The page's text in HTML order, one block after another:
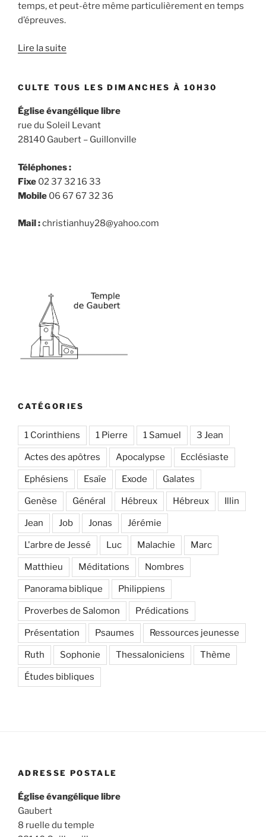
temps, et peut-être même particulièrement en temps
d’épreuves.
Lire la suite
CULTE TOUS LES DIMANCHES À 10H30
Église évangélique libre
rue du Soleil Levant
28140 Gaubert – Guillonville
Téléphones :
Fixe 02 37 32 16 33
Mobile 06 67 67 32 36
Mail :christianhuy28@yahoo.com
CATÉGORIES
1 Corinthiens 1 Pierre 1 Samuel 3 Jean
Actes des apôtres Apocalypse Ecclésiaste
Ephésiens Esaïe Exode Galates
Genèse Général Hébreux Hébreux Illin
Jean Job Jonas Jérémie
L'arbre de Jessé Luc Malachie Marc
Matthieu Méditations Nombres
Panorama biblique Philippiens
Proverbes de Salomon Prédications
Présentation Psaumes Ressources jeunesse
Ruth Sophonie Thessaloniciens Thème
Études bibliques
ADRESSE POSTALE
Église évangélique libre
Gaubert
8 ruelle du temple